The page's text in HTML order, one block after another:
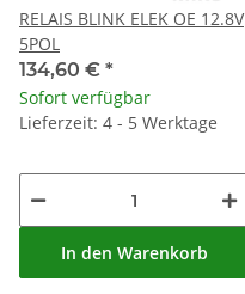
RELAIS BLINK ELEK OE 12.8V
5POL
134,60 € *
Sofort verfügbar
Lieferzeit: 4 - 5 Werktage
In den Warenkorb